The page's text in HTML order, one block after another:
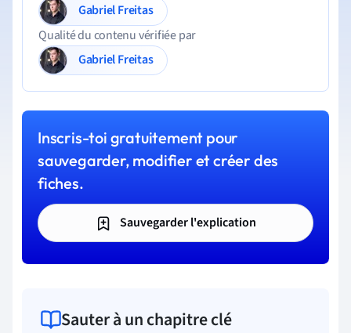
Gabriel Freitas
Qualité du contenu vérifiée par
Gabriel Freitas
Inscris-toi gratuitement pour
sauvegarder, modifier et créer des
fiches.
Sauvegarder l'explication
Sauter à un chapitre clé